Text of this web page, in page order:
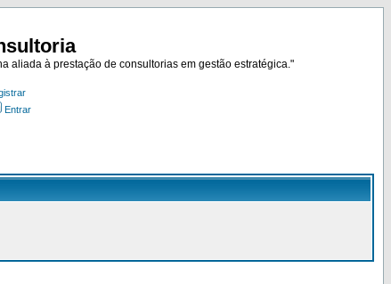
aliada à prestação de consultorias em gestão estratégica."
Entrar